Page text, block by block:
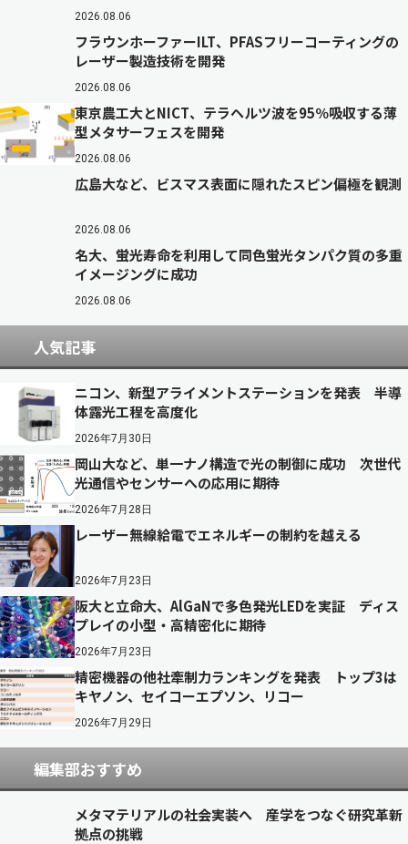
2026.08.06
フラウンホーファーILT、PFASフリーコーティングの
レーザー製造技術を開発
2026.08.06
東京農工大とNICT、テラヘルツ波を95％吸収する薄
型メタサーフェスを開発
2026.08.06
広島大など、ビスマス表面に隠れたスピン偏極を観測
2026.08.06
名大、蛍光寿命を利用して同色蛍光タンパク質の多重
イメージングに成功
2026.08.06
人気記事
ニコン、新型アライメントステーションを発表 半導
体露光工程を高度化
2026年7月30日
岡山大など、単一ナノ構造で光の制御に成功 次世代
光通信やセンサーへの応用に期待
2026年7月28日
レーザー無線給電でエネルギーの制約を越える
2026年7月23日
阪大と立命大、AlGaNで多色発光LEDを実証 ディス
プレイの小型・高精密化に期待
2026年7月23日
精密機器の他社牽制力ランキングを発表 トップ3は
キヤノン、セイコーエプソン、リコー
2026年7月29日
編集部おすすめ
メタマテリアルの社会実装へ 産学をつなぐ研究革新
拠点の挑戦